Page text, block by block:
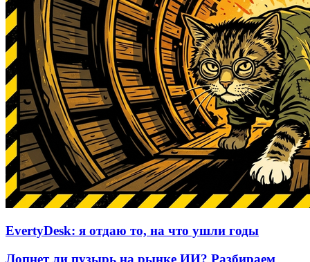
EvertyDesk: я отдаю то, на что ушли годы
Лопнет ли пузырь на рынке ИИ? Разбираем